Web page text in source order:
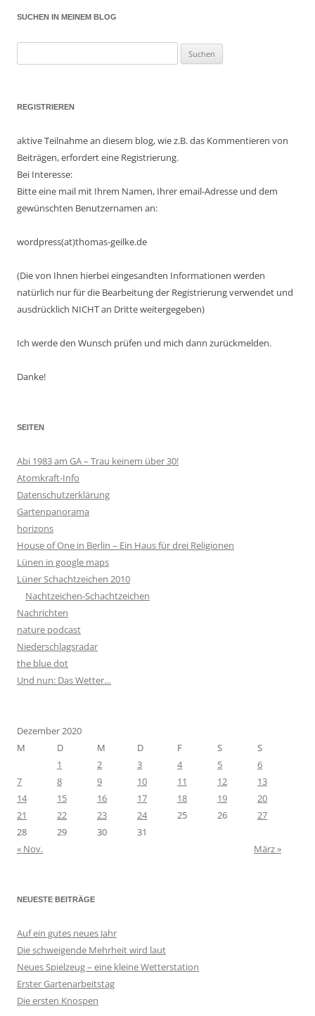
SUCHEN IN MEINEM BLOG
nach:
REGISTRIEREN
aktive Teilnahme an diesem blog, wie z.B. das Kommentieren von
Beiträgen, erfordert eine Registrierung.
Bei Interesse:
Bitte eine mail mit Ihrem Namen, Ihrer email-Adresse und dem
gewünschten Benutzernamen an:
wordpress(at)thomas-geilke.de
(Die von Ihnen hierbei eingesandten Informationen werden
natürlich nur für die Bearbeitung der Registrierung verwendet und
ausdrücklich NICHT an Dritte weitergegeben)
Ich werde den Wunsch prüfen und mich dann zurückmelden.
Danke!
SEITEN
Abi 1983 am GA – Trau keinem über 30!
Atomkraft-Info
Datenschutzerklärung
Gartenpanorama
horizons
House of One in Berlin – Ein Haus für drei Religionen
Lünen in google maps
Lüner Schachtzeichen 2010
Nachtzeichen-Schachtzeichen
Nachrichten
nature podcast
Niederschlagsradar
the blue dot
Und nun: Das Wetter…
Dezember 2020
M
D M D F S
S
1
2 3 4 5
6
7
8 9 10 11 12
13
14
15 16 17 18 19
20
21
22 23 24 25 26
27
28
29 30
31
« Nov.
März »
NEUESTE BEITRÄGE
Auf ein gutes neues Jahr
Die schweigende Mehrheit wird laut
Neues Spielzeug – eine kleine Wetterstation
Erster Gartenarbeitstag
Die ersten Knospen